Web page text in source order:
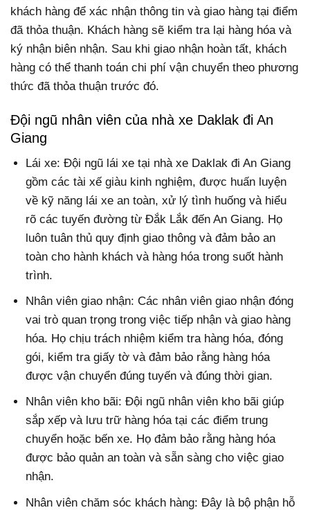
khách hàng để xác nhận thông tin và giao hàng tại điểm
đã thỏa thuận. Khách hàng sẽ kiểm tra lại hàng hóa và
ký nhận biên nhận. Sau khi giao nhận hoàn tất, khách
hàng có thể thanh toán chi phí vận chuyển theo phương
thức đã thỏa thuận trước đó.
Đội ngũ nhân viên của nhà xe Daklak đi An
Giang
Lái xe: Đội ngũ lái xe tại nhà xe Daklak đi An Giang
gồm các tài xế giàu kinh nghiệm, được huấn luyện
về kỹ năng lái xe an toàn, xử lý tình huống và hiểu
rõ các tuyến đường từ Đắk Lắk đến An Giang. Họ
luôn tuân thủ quy định giao thông và đảm bảo an
toàn cho hành khách và hàng hóa trong suốt hành
trình.
Nhân viên giao nhận: Các nhân viên giao nhận đóng
vai trò quan trọng trong việc tiếp nhận và giao hàng
hóa. Họ chịu trách nhiệm kiểm tra hàng hóa, đóng
gói, kiểm tra giấy tờ và đảm bảo rằng hàng hóa
được vận chuyển đúng tuyến và đúng thời gian.
Nhân viên kho bãi: Đội ngũ nhân viên kho bãi giúp
sắp xếp và lưu trữ hàng hóa tại các điểm trung
chuyển hoặc bến xe. Họ đảm bảo rằng hàng hóa
được bảo quản an toàn và sẵn sàng cho việc giao
nhận.
Nhân viên chăm sóc khách hàng: Đây là bộ phận hỗ